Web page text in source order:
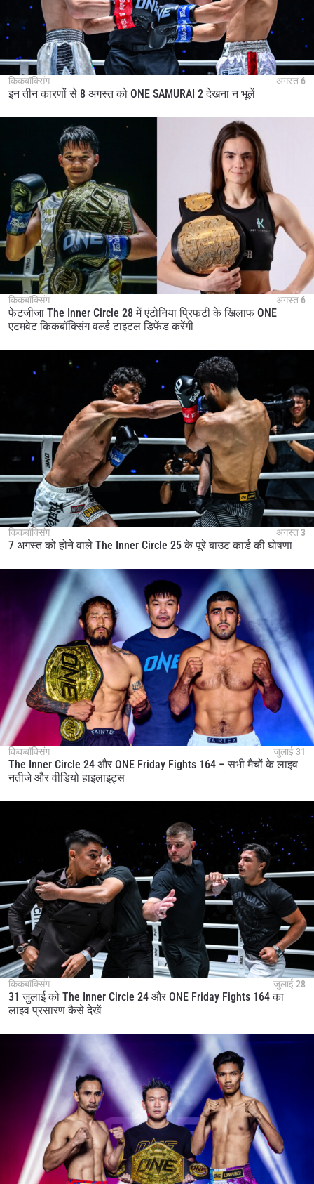
किकबॉक्सिंग अगस्त 6
इन तीन कारणों से 8 अगस्त को ONE SAMURAI 2 देखना न भूलें
किकबॉक्सिंग अगस्त 6
फेटजीजा The Inner Circle 28 में एंटोनिया प्रिफटी के खिलाफ ONE
एटमवेट किकबॉक्सिंग वर्ल्ड टाइटल डिफेंड करेंगी
किकबॉक्सिंग अगस्त 3
7 अगस्त को होने वाले The Inner Circle 25 के पूरे बाउट कार्ड की घोषणा
किकबॉक्सिंग जुलाई 31
The Inner Circle 24 और ONE Friday Fights 164 – सभी मैचों के लाइव
नतीजे और वीडियो हाइलाइट्स
किकबॉक्सिंग जुलाई 28
31 जुलाई को The Inner Circle 24 और ONE Friday Fights 164 का
लाइव प्रसारण कैसे देखें